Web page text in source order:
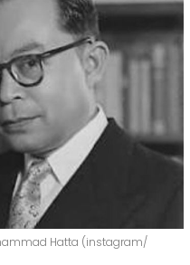
Hatta (instagram/